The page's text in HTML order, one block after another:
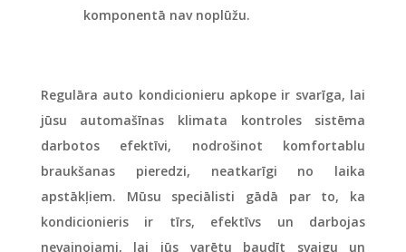
komponentā nav noplūžu.
Regulāra auto kondicionieru apkope ir svarīga, lai
jūsu automašīnas klimata kontroles sistēma
darbotos efektīvi, nodrošinot komfortablu
braukšanas pieredzi, neatkarīgi no laika
apstākļiem. Mūsu speciālisti gādā par to, ka
kondicionieris ir tīrs, efektīvs un darbojas
nevainojami, lai jūs varētu baudīt svaigu un